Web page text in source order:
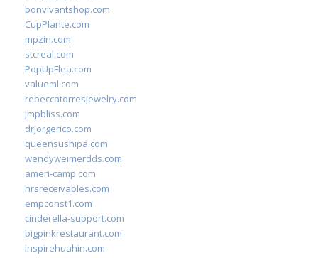
bonvivantshop.com
CupPlante.com
mpzin.com
stcreal.com
PopUpFlea.com
valueml.com
rebeccatorresjewelry.com
jmpbliss.com
drjorgerico.com
queensushipa.com
wendyweimerdds.com
ameri-camp.com
hrsreceivables.com
empconst1.com
cinderella-support.com
bigpinkrestaurant.com
inspirehuahin.com